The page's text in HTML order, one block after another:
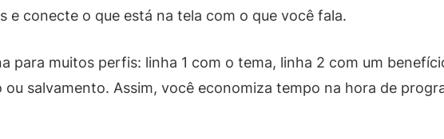
e conecte o que está na tela com o que você fala.
para muitos perfis: linha 1 com o tema, linha 2 com um
salvamento. Assim, você economiza tempo na hora de